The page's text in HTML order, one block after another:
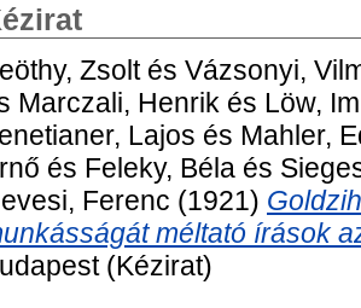
Zsoltés Vázsonyi,
Marczali, Henrik és Löw,
Lajos és Mahler,
és Feleky, Béla és
Ferenc (1921)
méltató írások
(Kézirat)